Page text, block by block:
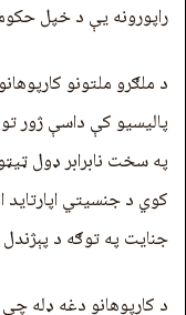
راپورونه يې د خپل
د ملګرو ملتونو
پالیسیو کې داسې ژور
په سخت نابرابر ډول
کوي د جنسيتي
جنایت په توګه د
د کارپوهانو دغه ډله